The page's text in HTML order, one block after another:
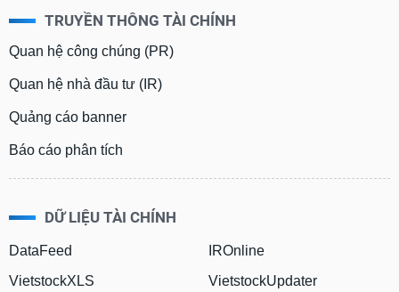
TRUYỀN THÔNG TÀI CHÍNH
Quan hệ công chúng (PR)
Quan hệ nhà đầu tư (IR)
Quảng cáo banner
Báo cáo phân tích
DỮ LIỆU TÀI CHÍNH
DataFeed
VietstockXLS
IROnline
VietstockUpdater